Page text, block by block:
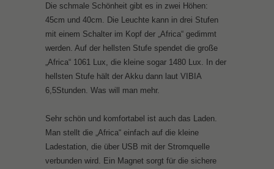
Die schmale Schönheit gibt es in zwei Höhen:
45cm und 40cm. Die Leuchte kann in drei Stufen
mit einem Schalter im Kopf der „Africa“ gedimmt
werden. Auf der hellsten Stufe spendet die große
„Africa“ 1061 Lux, die kleine sogar 1480 Lux. In der
hellsten Stufe hält der Akku dann laut VIBIA
6,5Stunden. Was will man mehr.
Sehr schön und komfortabel ist auch das Laden.
Man stellt die „Africa“ einfach auf die kleine
Ladestation, die über USB mit der Stromquelle
verbunden wird. Ein Magnet sorgt für die sichere